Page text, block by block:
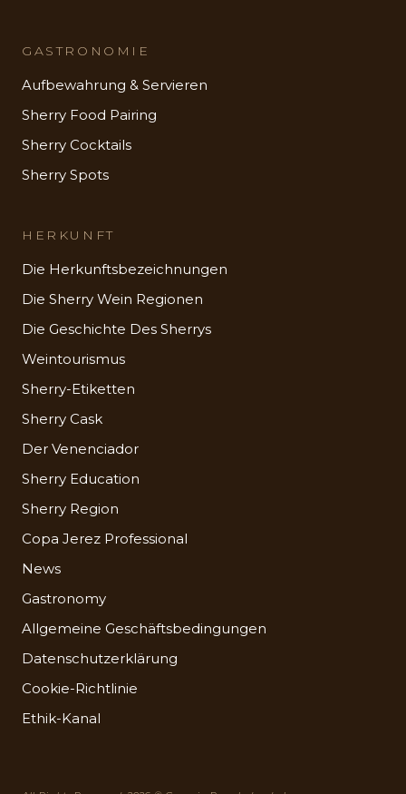
GASTRONOMIE
Aufbewahrung & Servieren
Sherry Food Pairing
Sherry Cocktails
Sherry Spots
HERKUNFT
Die Herkunftsbezeichnungen
Die Sherry Wein Regionen
Die Geschichte Des Sherrys
Weintourismus
Sherry-Etiketten
Sherry Cask
Der Venenciador
Sherry Education
Sherry Region
Copa Jerez Professional
News
Gastronomy
Allgemeine Geschäftsbedingungen
Datenschutzerklärung
Cookie-Richtlinie
Ethik-Kanal